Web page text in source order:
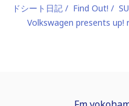
ドシート日記
Find Out!
Volkswagen presents up!